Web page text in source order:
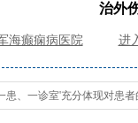
治外
海癫痫病医院 进
患、一诊室'充分体现对患